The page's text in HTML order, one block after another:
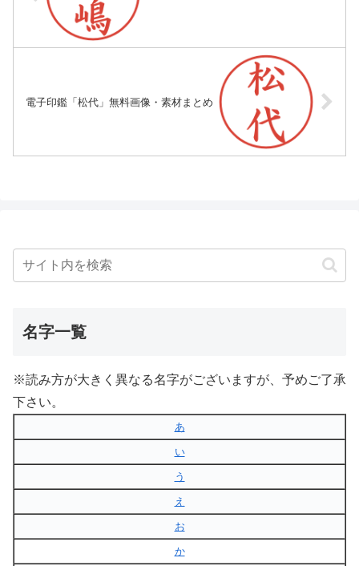
電子印鑑「松代」無料画像・素材まとめ
名字一覧
※読み方が大きく異なる名字がございますが、予めご了承
下さい。
あ
い
う
え
お
か